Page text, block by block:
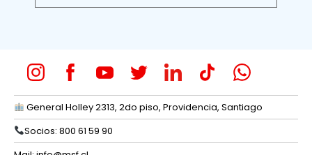
General Holley 2313, 2do piso, Providencia, Santiago
Socios: 800 61 59 90